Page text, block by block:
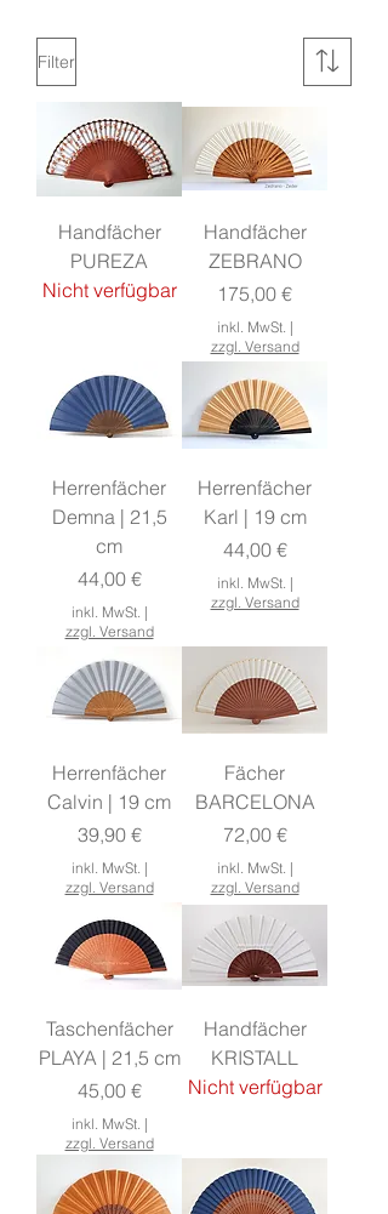
Filter
Handfächer
PUREZA
Nicht verfügbar
Handfächer
ZEBRANO
Preis
175,00 €
inkl. MwSt. |
zzgl. Versand
Herrenfächer
Demna | 21,5
cm
Preis
44,00 €
inkl. MwSt. |
zzgl. Versand
Herrenfächer
Karl | 19 cm
Preis
44,00 €
inkl. MwSt. |
zzgl. Versand
Herrenfächer
Calvin | 19 cm
Preis
39,90 €
inkl. MwSt. |
zzgl. Versand
Fächer
BARCELONA
Preis
72,00 €
inkl. MwSt. |
zzgl. Versand
Taschenfächer
PLAYA | 21,5 cm
Preis
45,00 €
inkl. MwSt. |
zzgl. Versand
Handfächer
KRISTALL
Nicht verfügbar